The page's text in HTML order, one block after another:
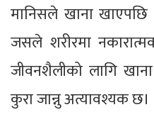
मानिसले खाना
जसले शरीरमा
जीवनशैलीको लागि
कुरा जान्नु अत्यावश्यक छ।